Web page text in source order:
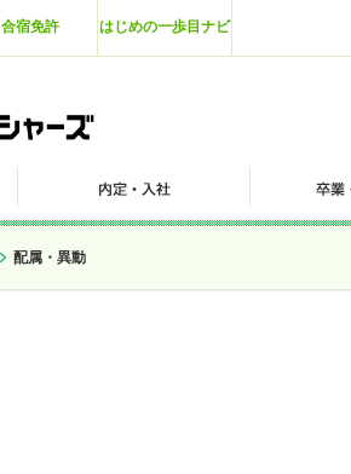
合宿免許 はじめの一歩目ナビ
配属・異動